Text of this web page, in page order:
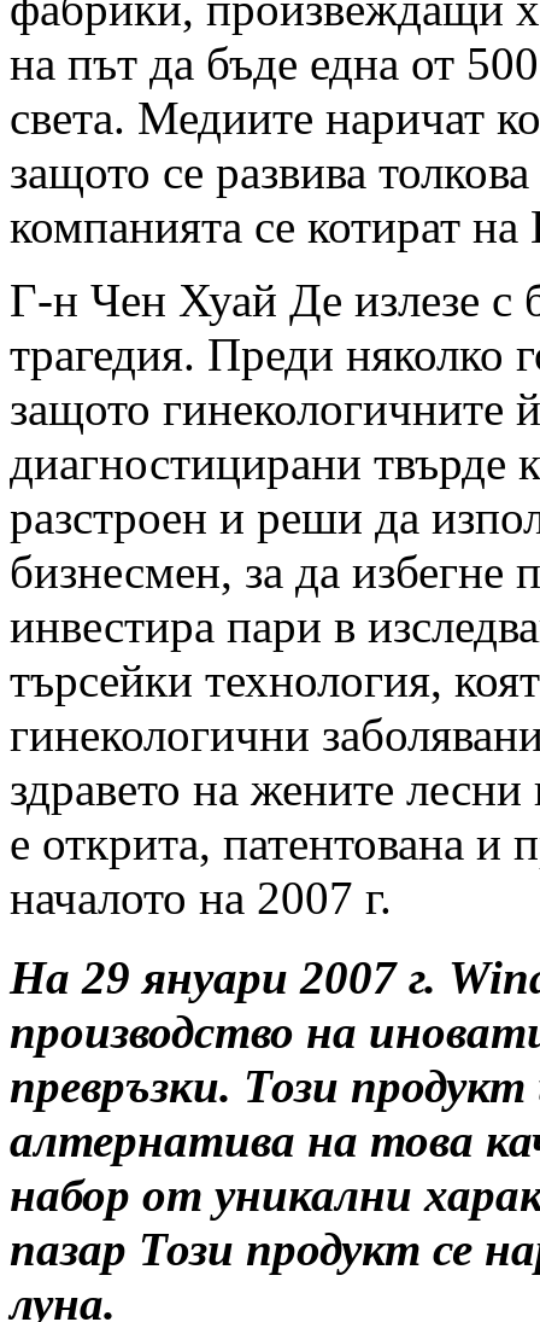
на път да бъде една от
света. Медиите наричат
защото се развива
компанията се котират
Г-н Чен Хуай Де излезе с
трагедия. Преди няколко
защото гинекологичните
диагностицирани
разстроен и реши да
бизнесмен, за да избегне
инвестира пари в
търсейки технология,
гинекологични
здравето на жените
е открита, патентована и
началото на 2007 г.
На 29 януари 2007 г.
производство на
превръзки. Този
алтернатива на това
набор от уникални
пазар Този продукт се
луна.